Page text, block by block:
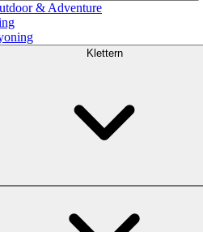
& Adventure
Klettern